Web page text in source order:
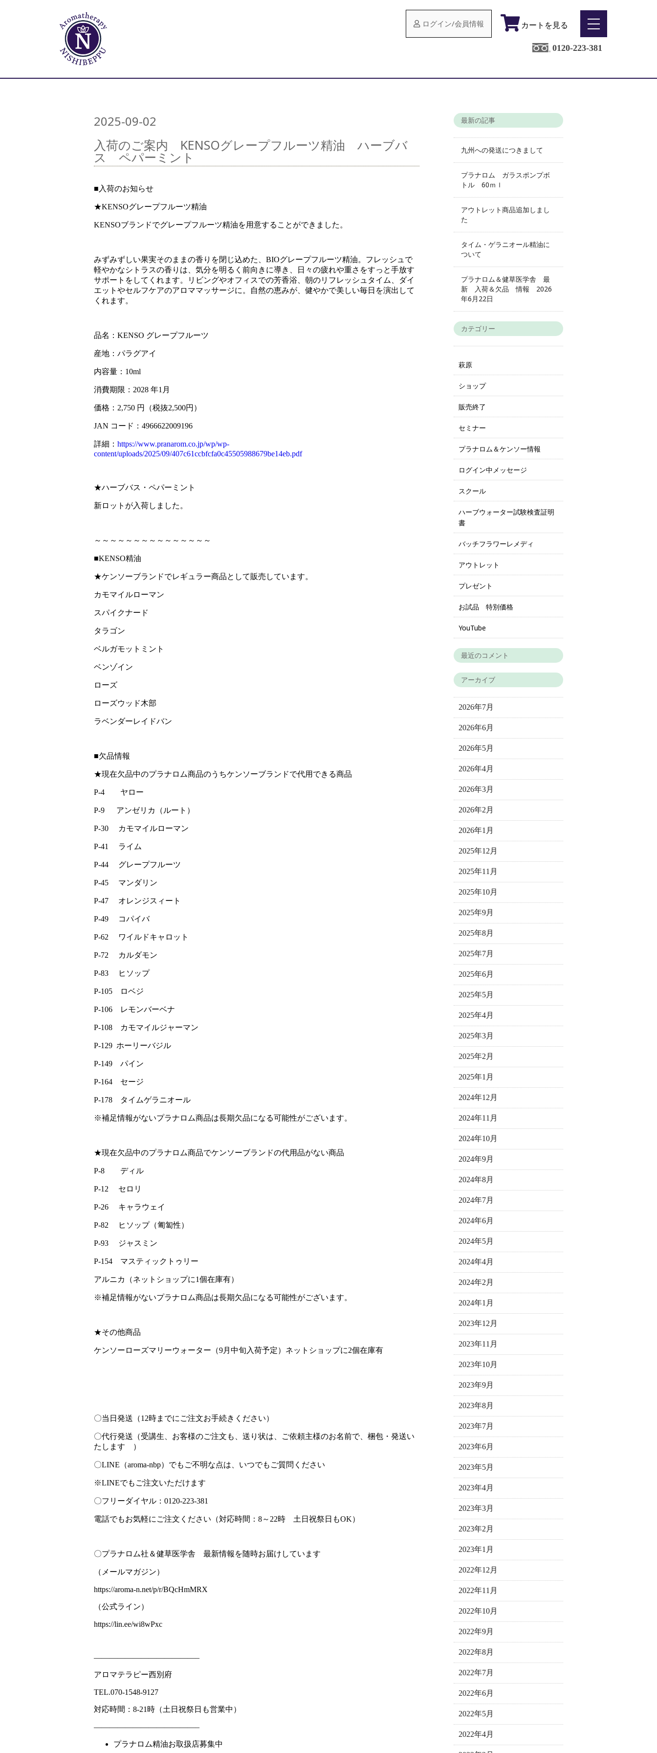
ログイン/会員情報 カートを見る
0120-223-381
2025-09-02
入荷のご案内 KENSOグレープフルーツ精油 ハーブバ
ス ペパーミント
■入荷のお知らせ
★KENSOグレープフルーツ精油
KENSOブランドでグレープフルーツ精油を用意することができました。
みずみずしい果実そのままの香りを閉じ込めた、BIOグレープフルーツ精油。フレッシュで
軽やかなシトラスの香りは、気分を明るく前向きに導き、日々の疲れや重さをすっと手放す
サポートをしてくれます。リビングやオフィスでの芳香浴、朝のリフレッシュタイム、ダイ
エットやセルフケアのアロママッサージに。自然の恵みが、健やかで美しい毎日を演出して
くれます。
品名：KENSO グレープフルーツ
産地：パラグアイ
内容量：10ml
消費期限：2028 年1月
価格：2,750 円（税抜2,500円）
JAN コード：4966622009196
詳細： https://www.pranarom.co.jp/wp/wp-
content/uploads/2025/09/407c61ccbfcfa0c45505988679be14eb.pdf
★ハーブバス・ペパーミント
新ロットが入荷しました。
～～～～～～～～～～～～～～～
■KENSO精油
★ケンソーブランドでレギュラー商品として販売しています。
カモマイルローマン
スパイクナード
タラゴン
ベルガモットミント
ベンゾイン
ローズ
ローズウッド木部
ラベンダーレイドバン
■欠品情報
★現在欠品中のプラナロム商品のうちケンソーブランドで代用できる商品
P-4 ヤロー
P-9 アンゼリカ（ルート）
P-30 カモマイルローマン
P-41 ライム
P-44 グレープフルーツ
P-45 マンダリン
P-47 オレンジスィート
P-49 コパイバ
P-62 ワイルドキャロット
P-72 カルダモン
P-83 ヒソップ
P-105 ロベジ
P-106 レモンバーベナ
P-108 カモマイルジャーマン
P-129 ホーリーバジル
P-149 パイン
P-164 セージ
P-178 タイムゲラニオール
※補足情報がないプラナロム商品は長期欠品になる可能性がございます。
★現在欠品中のプラナロム商品でケンソーブランドの代用品がない商品
P-8 ディル
P-12 セロリ
P-26 キャラウェイ
P-82 ヒソップ（匍匐性）
P-93 ジャスミン
P-154 マスティックトゥリー
アルニカ（ネットショップに1個在庫有）
※補足情報がないプラナロム商品は長期欠品になる可能性がございます。
★その他商品
ケンソーローズマリーウォーター（9月中旬入荷予定）ネットショップに2個在庫有
〇当日発送（12時までにご注文お手続きください）
〇代行発送（受講生、お客様のご注文も、送り状は、ご依頼主様のお名前で、梱包・発送い
たします ）
〇LINE（aroma-nbp）でもご不明な点は、いつでもご質問ください
※LINEでもご注文いただけます
〇フリーダイヤル：0120-223-381
電話でもお気軽にご注文ください（対応時間：8～22時 土日祝祭日もOK）
〇プラナロム社＆健草医学舎 最新情報を随時お届けしています
（メールマガジン）
https://aroma-n.net/p/r/BQcHmMRX
（公式ライン）
https://lin.ee/wi8wPxc
—————————————–
アロマテラピー西別府
TEL.070-1548-9127
対応時間：8-21時（土日祝祭日も営業中）
—————————————–
プラナロム精油お取扱店募集中
最新の記事
九州への発送につきまして
プラナロム ガラスポンプボ
トル 60ｍｌ
アウトレット商品追加しまし
た
タイム・ゲラニオール精油に
ついて
プラナロム＆健草医学舎 最
新 入荷＆欠品 情報 2026
年6月22日
カテゴリー
萩原
ショップ
販売終了
セミナー
プラナロム＆ケンソー情報
ログイン中メッセージ
スクール
ハーブウォーター試験検査証明
書
バッチフラワーレメディ
アウトレット
プレゼント
お試品 特別価格
YouTube
最近のコメント
アーカイブ
2026年7月
2026年6月
2026年5月
2026年4月
2026年3月
2026年2月
2026年1月
2025年12月
2025年11月
2025年10月
2025年9月
2025年8月
2025年7月
2025年6月
2025年5月
2025年4月
2025年3月
2025年2月
2025年1月
2024年12月
2024年11月
2024年10月
2024年9月
2024年8月
2024年7月
2024年6月
2024年5月
2024年4月
2024年2月
2024年1月
2023年12月
2023年11月
2023年10月
2023年9月
2023年8月
2023年7月
2023年6月
2023年5月
2023年4月
2023年3月
2023年2月
2023年1月
2022年12月
2022年11月
2022年10月
2022年9月
2022年8月
2022年7月
2022年6月
2022年5月
2022年4月